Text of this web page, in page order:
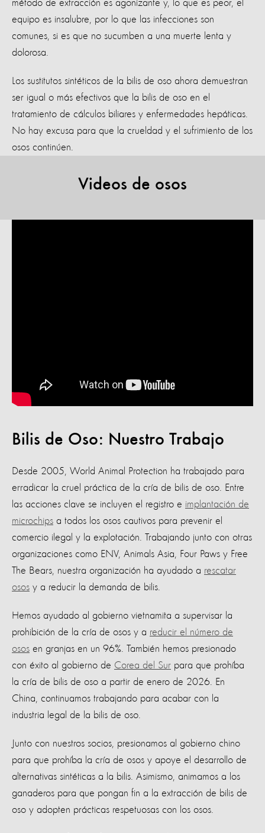
método de extracción es agonizante y, lo que es peor, el
equipo es insalubre, por lo que las infecciones son
comunes, si es que no sucumben a una muerte lenta y
dolorosa.
Los sustitutos sintéticos de la bilis de oso ahora demuestran
ser igual o más efectivos que la bilis de oso en el
tratamiento de cálculos biliares y enfermedades hepáticas.
No hay excusa para que la crueldad y el sufrimiento de los
osos continúen.
Videos de osos
Bilis de Oso: Nuestro Trabajo
Desde 2005, World Animal Protection ha trabajado para
erradicar la cruel práctica de la cría de bilis de oso. Entre
las acciones clave se incluyen el registro e implantación de
microchips a todos los osos cautivos para prevenir el
comercio ilegal y la explotación. Trabajando junto con otras
organizaciones como ENV, Animals Asia, Four Paws y Free
The Bears, nuestra organización ha ayudado a rescatar
osos y a reducir la demanda de bilis.
Hemos ayudado al gobierno vietnamita a supervisar la
prohibición de la cría de osos y a reducir el número de
osos en granjas en un 96%. También hemos presionado
con éxito al gobierno de Corea del Sur para que prohíba
la cría de bilis de oso a partir de enero de 2026. En
China, continuamos trabajando para acabar con la
industria legal de la bilis de oso.
Junto con nuestros socios, presionamos al gobierno chino
para que prohíba la cría de osos y apoye el desarrollo de
alternativas sintéticas a la bilis. Asimismo, animamos a los
ganaderos para que pongan fin a la extracción de bilis de
oso y adopten prácticas respetuosas con los osos.